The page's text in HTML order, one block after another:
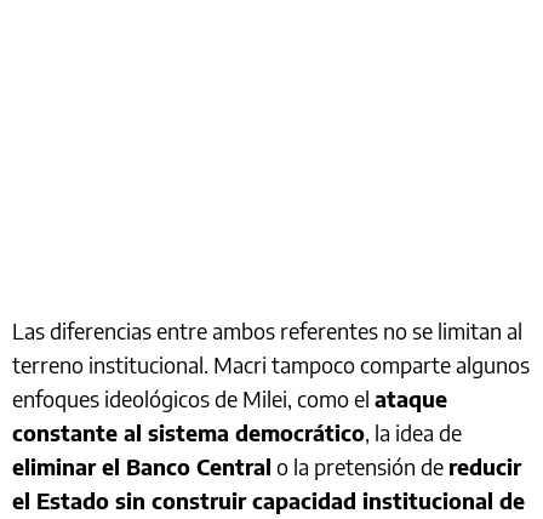
Las diferencias entre ambos referentes no se limitan al
terreno institucional. Macri tampoco comparte algunos
enfoques ideológicos de Milei, como el ataque
constante al sistema democrático, la idea de
eliminar el Banco Central o la pretensión de reducir
el Estado sin construir capacidad institucional de